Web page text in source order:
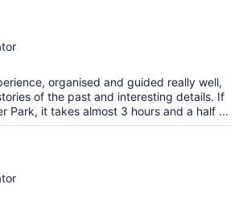
organised and guided really well,
of the past and interesting details. If
Park, it takes almost 3 hours and a half ...